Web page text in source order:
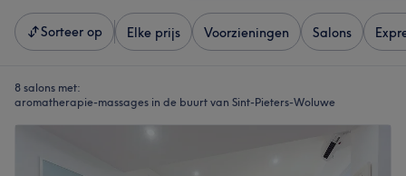
Sorteer op Elke prijs Voorzieningen Salons
8 salons met:
aromatherapie-massages in de buurt van Sint-Pieters-Woluwe